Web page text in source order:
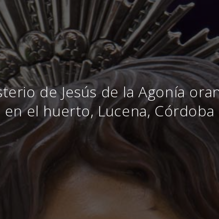
de Jesús de la Agonía
en el huerto, Lucena, Córdoba